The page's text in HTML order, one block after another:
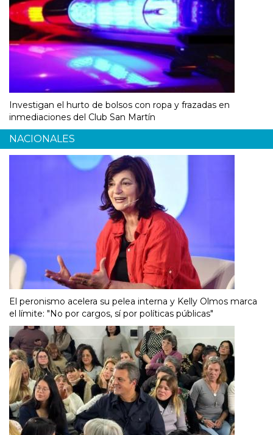
Investigan el hurto de bolsos con ropa y frazadas en
inmediaciones del Club San Martín
NACIONALES
El peronismo acelera su pelea interna y Kelly Olmos marca
el límite: "No por cargos, sí por políticas públicas"